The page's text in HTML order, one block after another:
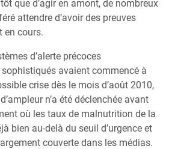
que d’agir en amont, de nombreux
attendre d’avoir des preuves
en cours.
d’alerte précoces
avaient commencé à
crise dès le mois d’août 2010,
n’a été déclenchée avant
où les taux de malnutrition de la
bien au-delà du seuil d’urgence et
couverte dans les médias.